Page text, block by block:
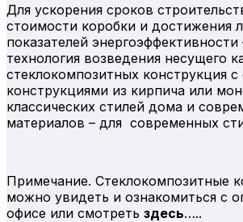
Для ускорения сроков
стоимости коробки и достижения
показателей энергоэффективности
технология возведения несущего
стеклокомпозитных конструкция
конструкциями из кирпича или
классических стилей дома и
материалов – для современных
Примечание. Стеклокомпозитные
можно увидеть и ознакомиться с
офисе или смотреть здесь…..